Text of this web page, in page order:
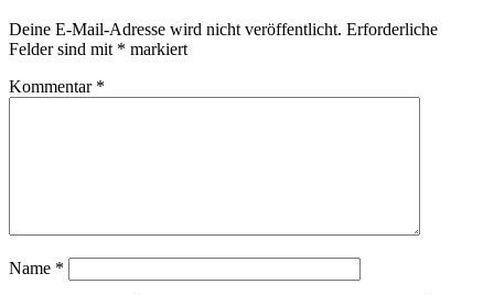
Deine E-Mail-Adresse wird nicht veröffentlicht. Erforderliche
Felder sind mit * markiert
Kommentar *
Name *